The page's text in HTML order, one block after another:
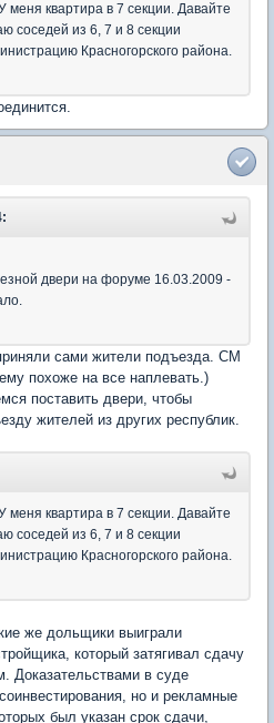
меня квартира в 7 секции. Давайте
соседей из 6, 7 и 8 секции
Красногорского района.
двери на форуме 16.03.2009 -
сами жители подъезда. СМ
похоже на все наплевать.)
поставить двери, чтобы
жителей из других республик.
меня квартира в 7 секции. Давайте
соседей из 6, 7 и 8 секции
Красногорского района.
же дольщики выиграли
который затягивал сдачу
Доказательствами в суде
но и рекламные
был указан срок сдачи,